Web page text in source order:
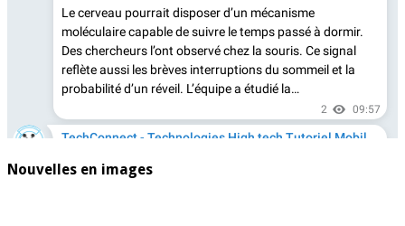
Nouvelles en images